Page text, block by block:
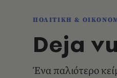
ΠΟΛΙΤΙΚΗ &
Deja
Ένα παλιότερο